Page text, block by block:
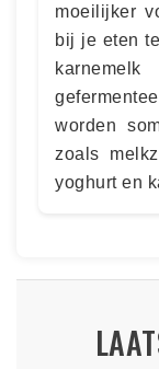
moeilijker
bij je eten
worden
zoals
yoghurt en